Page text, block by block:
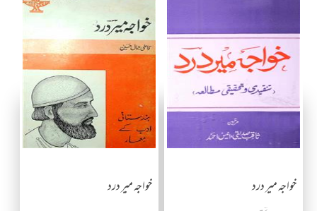
خواجہ میر درد خواجہ میر درد